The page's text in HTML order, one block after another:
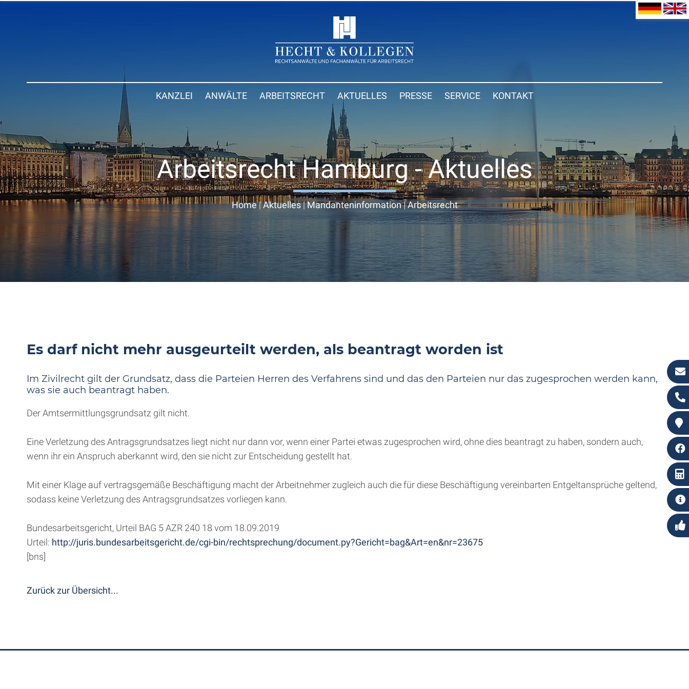
KANZLEI ANWÄLTE ARBEITSRECHT AKTUELLES PRESSE SERVICE KONTAKT
Arbeitsrecht Hamburg - Aktuelles
Home|Aktuelles|Mandanteninformation|Arbeitsrecht
Es darf nicht mehr ausgeurteilt werden, als beantragt worden ist
Im Zivilrecht gilt der Grundsatz, dass die Parteien Herren des Verfahrens sind und das den Parteien nur das zugesprochen werden kann,
was sie auch beantragt haben.
Der Amtsermittlungsgrundsatz gilt nicht.
Eine Verletzung des Antragsgrundsatzes liegt nicht nur dann vor, wenn einer Partei etwas zugesprochen wird, ohne dies beantragt zu haben, sondern auch,
wenn ihr ein Anspruch aberkannt wird, den sie nicht zur Entscheidung gestellt hat.
Mit einer Klage auf vertragsgemäße Beschäftigung macht der Arbeitnehmer zugleich auch die für diese Beschäftigung vereinbarten Entgeltansprüche geltend,
sodass keine Verletzung des Antragsgrundsatzes vorliegen kann.
Bundesarbeitsgericht, Urteil BAG 5 AZR 240 18 vom 18.09.2019
Urteil: http://juris.bundesarbeitsgericht.de/cgi-bin/rechtsprechung/document.py?Gericht=bag&Art=en&nr=23675
[bns]
Zurück zur Übersicht...